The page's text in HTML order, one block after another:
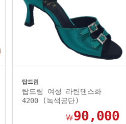
탑드림
탑드림 여성 라틴댄스화
4200 (녹색공단)
￦90,000